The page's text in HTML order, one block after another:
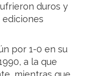
duros y
por 1-0 en su
a la que